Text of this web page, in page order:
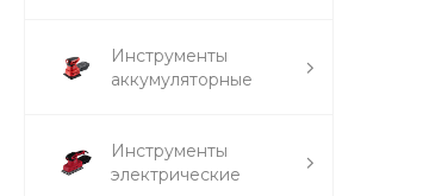
Инструменты
аккумуляторные
Инструменты
электрические